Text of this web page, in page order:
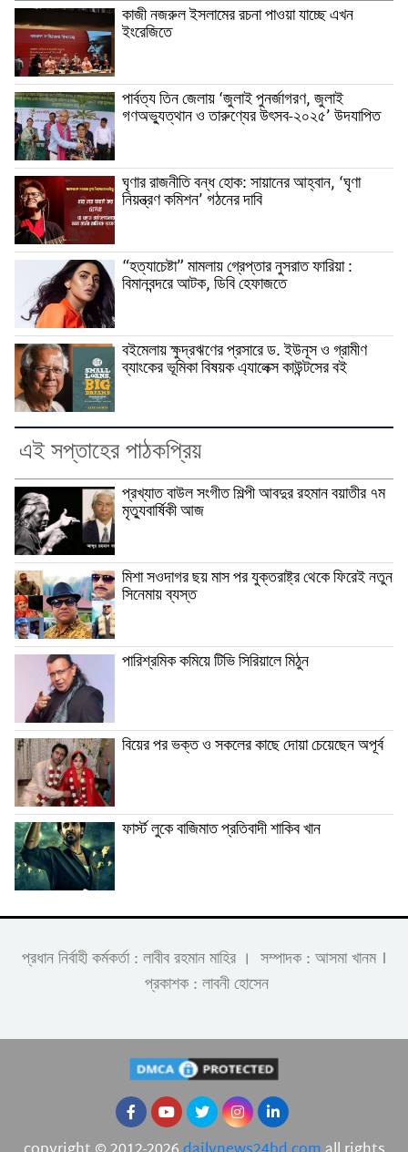
কাজী নজরুল ইসলামের রচনা পাওয়া যাচ্ছে এখন
ইংরেজিতে
পার্বত্য তিন জেলায় ‘জুলাই পুনর্জাগরণ, জুলাই
গণঅভ্যুত্থান ও তারুণ্যের উৎসব-২০২৫’ উদযাপিত
ঘৃণার রাজনীতি বন্ধ হোক: সায়ানের আহ্বান, ‘ঘৃণা
নিয়ন্ত্রণ কমিশন’ গঠনের দাবি
“হত্যাচেষ্টা” মামলায় গ্রেপ্তার নুসরাত ফারিয়া :
বিমানবন্দরে আটক, ডিবি হেফাজতে
বইমেলায় ক্ষুদ্রঋণের প্রসারে ড. ইউনূস ও গ্রামীণ
ব্যাংকের ভূমিকা বিষয়ক এ্যালেক্স কাউন্টসের বই
এই সপ্তাহের পাঠকপ্রিয়
প্রখ্যাত বাউল সংগীত শিল্পী আবদুর রহমান বয়াতীর ৭ম
মৃত্যুবার্ষিকী আজ
মিশা সওদাগর ছয় মাস পর যুক্তরাষ্ট্র থেকে ফিরেই নতুন
সিনেমায় ব্যস্ত
পারিশ্রমিক কমিয়ে টিভি সিরিয়ালে মিঠুন
বিয়ের পর ভক্ত ও সকলের কাছে দোয়া চেয়েছেন অপূর্ব
ফার্স্ট লুকে বাজিমাত প্রতিবাদী শাকিব খান
প্রধান নির্বাহী কর্মকর্তা : লাবীব রহমান মাহির । সম্পাদক : আসমা খানম ।
প্রকাশক : লাবনী হোসেন